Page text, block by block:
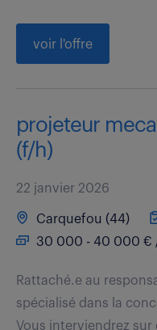
voir l'offre
projeteur
(f/h)
22 janvier 2026
Carquefou (44)
30 000 - 40 000 €
Rattaché.e au
spécialisé dans la
Vous interviendrez